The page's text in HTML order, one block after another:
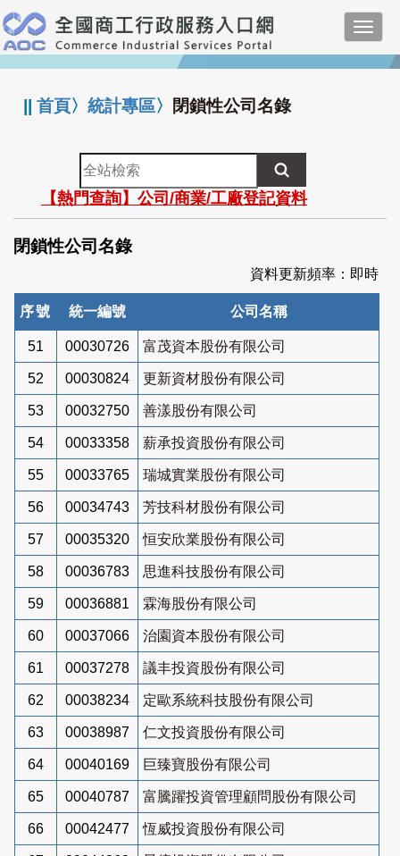
跳
到
主
要
:::
||首頁〉統計專區〉 閉鎖性公司名錄
全
站
檢
索
【熱門查詢】公司/商業/工廠登記資料
閉鎖性公司名錄
資料更新頻率：即時
序號 統一編號 公司名稱
51 00030726 富茂資本股份有限公司
52 00030824 更新資材股份有限公司
53 00032750 善漾股份有限公司
54 00033358 薪承投資股份有限公司
55 00033765 瑞城實業股份有限公司
56 00034743 芳技科材股份有限公司
57 00035320 恒安欣業股份有限公司
58 00036783 思進科技股份有限公司
59 00036881 霖海股份有限公司
60 00037066 治園資本股份有限公司
61 00037278 議丰投資股份有限公司
62 00038234 定歐系統科技股份有限公司
63 00038987 仁文投資股份有限公司
64 00040169 巨臻寶股份有限公司
65 00040787 富騰躍投資管理顧問股份有限公司
66 00042477 恆威投資股份有限公司